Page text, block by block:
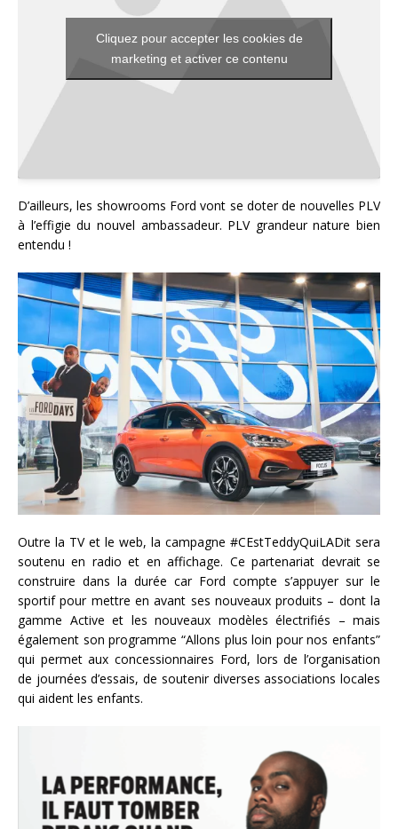
Cliquez pour accepter les cookies de
marketing et activer ce contenu
D’ailleurs, les showrooms Ford vont se doter de nouvelles PLV
à l’effigie du nouvel ambassadeur. PLV grandeur nature bien
entendu !
Outre la TV et le web, la campagne #CEstTeddyQuiLADit sera
soutenu en radio et en affichage. Ce partenariat devrait se
construire dans la durée car Ford compte s’appuyer sur le
sportif pour mettre en avant ses nouveaux produits – dont la
gamme Active et les nouveaux modèles électrifiés – mais
également son programme “Allons plus loin pour nos enfants”
qui permet aux concessionnaires Ford, lors de l’organisation
de journées d’essais, de soutenir diverses associations locales
qui aident les enfants.